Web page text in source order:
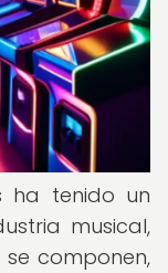
ha tenido un
musical,
componen,